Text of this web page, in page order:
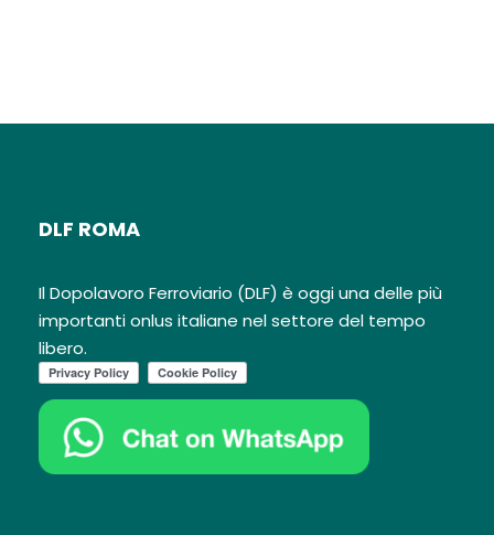
DLF ROMA
Il Dopolavoro Ferroviario (DLF) è oggi una delle più
importanti onlus italiane nel settore del tempo
libero.